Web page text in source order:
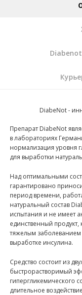
DiabeNot -
Препарат DiabeNot
в лабораториях
нормализация уровня
для выработки
Над оптимальными
гарантировано
период времени,
натуральный состав
испытания и не имеет
единственный продукт,
тяжелым заболеванием
выработке инсулина.
Средство состоит из
быстрорастворимый
гипергликемического
длительное